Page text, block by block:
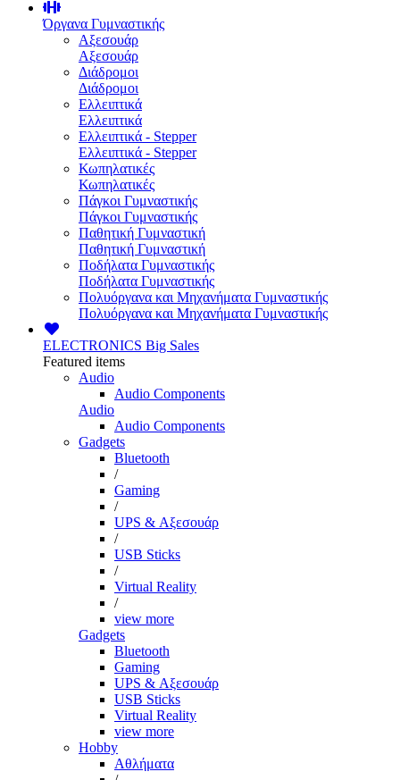
Όργανα Γυμναστικής
Αξεσουάρ
Αξεσουάρ
Διάδρομοι
Διάδρομοι
Ελλειπτικά
Ελλειπτικά
Ελλειπτικά - Stepper
Ελλειπτικά - Stepper
Κωπηλατικές
Κωπηλατικές
Πάγκοι Γυμναστικής
Πάγκοι Γυμναστικής
Παθητική Γυμναστική
Παθητική Γυμναστική
Ποδήλατα Γυμναστικής
Ποδήλατα Γυμναστικής
Πολυόργανα και Μηχανήματα Γυμναστικής
Πολυόργανα και Μηχανήματα Γυμναστικής
ELECTRONICS Big Sales
Featured items
Audio
Audio Components
Audio
Audio Components
Gadgets
Bluetooth
/
Gaming
/
UPS & Αξεσουάρ
/
USB Sticks
/
Virtual Reality
/
view more
Gadgets
Bluetooth
Gaming
UPS & Αξεσουάρ
USB Sticks
Virtual Reality
view more
Hobby
Αθλήματα